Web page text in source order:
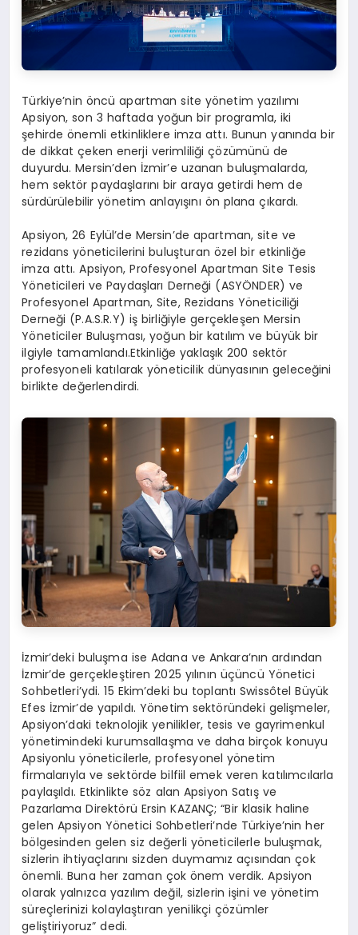
Türkiye’nin öncü apartman site yönetim yazılımı
Apsiyon, son 3 haftada yoğun bir programla, iki
şehirde önemli etkinliklere imza attı. Bunun yanında bir
de dikkat çeken enerji verimliliği çözümünü de
duyurdu. Mersin’den İzmir’e uzanan buluşmalarda,
hem sektör paydaşlarını bir araya getirdi hem de
sürdürülebilir yönetim anlayışını ön plana çıkardı.
Apsiyon, 26 Eylül’de Mersin’de apartman, site ve
rezidans yöneticilerini buluşturan özel bir etkinliğe
imza attı. Apsiyon, Profesyonel Apartman Site Tesis
Yöneticileri ve Paydaşları Derneği (ASYÖNDER) ve
Profesyonel Apartman, Site, Rezidans Yöneticiliği
Derneği (P.A.S.R.Y) iş birliğiyle gerçekleşen Mersin
Yöneticiler Buluşması, yoğun bir katılım ve büyük bir
ilgiyle tamamlandı.Etkinliğe yaklaşık 200 sektör
profesyoneli katılarak yöneticilik dünyasının geleceğini
birlikte değerlendirdi.
İzmir’deki buluşma ise Adana ve Ankara’nın ardından
İzmir’de gerçekleştiren 2025 yılının üçüncü Yönetici
Sohbetleri’ydi. 15 Ekim’deki bu toplantı Swissôtel Büyük
Efes İzmir’de yapıldı. Yönetim sektöründeki gelişmeler,
Apsiyon’daki teknolojik yenilikler, tesis ve gayrimenkul
yönetimindeki kurumsallaşma ve daha birçok konuyu
Apsiyonlu yöneticilerle, profesyonel yönetim
firmalarıyla ve sektörde bilfiil emek veren katılımcılarla
paylaşıldı. Etkinlikte söz alan Apsiyon Satış ve
Pazarlama Direktörü Ersin KAZANÇ; “Bir klasik haline
gelen Apsiyon Yönetici Sohbetleri’nde Türkiye’nin her
bölgesinden gelen siz değerli yöneticilerle buluşmak,
sizlerin ihtiyaçlarını sizden duymamız açısından çok
önemli. Buna her zaman çok önem verdik. Apsiyon
olarak yalnızca yazılım değil, sizlerin işini ve yönetim
süreçlerinizi kolaylaştıran yenilikçi çözümler
geliştiriyoruz” dedi.